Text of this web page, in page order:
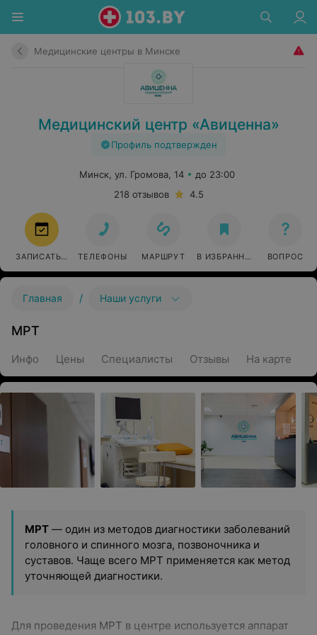
Медицинские центры в Минске
Медицинский центр «Авиценна»
Профиль подтвержден
Минск, ул. Громова, 14
до 23:00
218 отзывов
4.5
ЗАПИСАТЬСЯ ТЕЛЕФОНЫ МАРШРУТ В ИЗБРАННОЕ ВОПРОС
Главная / Наши услуги
МРТ
Инфо Цены Специалисты Отзывы На карте
МРТ — один из методов диагностики заболеваний
головного и спинного мозга, позвоночника и
суставов. Чаще всего МРТ применяется как метод
уточняющей диагностики.
Для проведения МРТ в центре используется аппарат